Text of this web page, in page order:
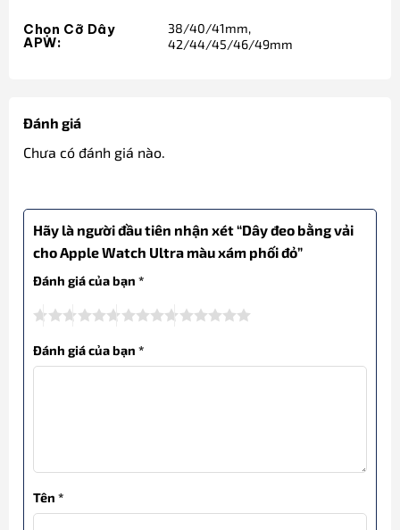
Chọn Cỡ Dây
APW:
38/40/41mm,
42/44/45/46/49mm
Đánh giá
Chưa có đánh giá nào.
Hãy là người đầu tiên nhận xét “Dây đeo bằng vải
cho Apple Watch Ultra màu xám phối đỏ”
Đánh giá của bạn *
Đánh giá của bạn *
Tên *